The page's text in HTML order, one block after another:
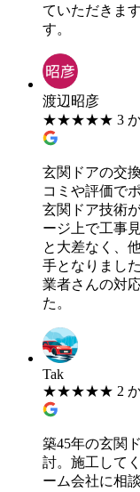
ていただきま
す。
渡辺昭彦
★★★★★ 3
玄関ドアの交
コミや評価で
玄関ドア技術
ージ上で工事
と大差なく、
手となりまし
業者さんの対
た。
Tak
★★★★★ 2
築45年の玄関
討。施工して
ーム会社に相